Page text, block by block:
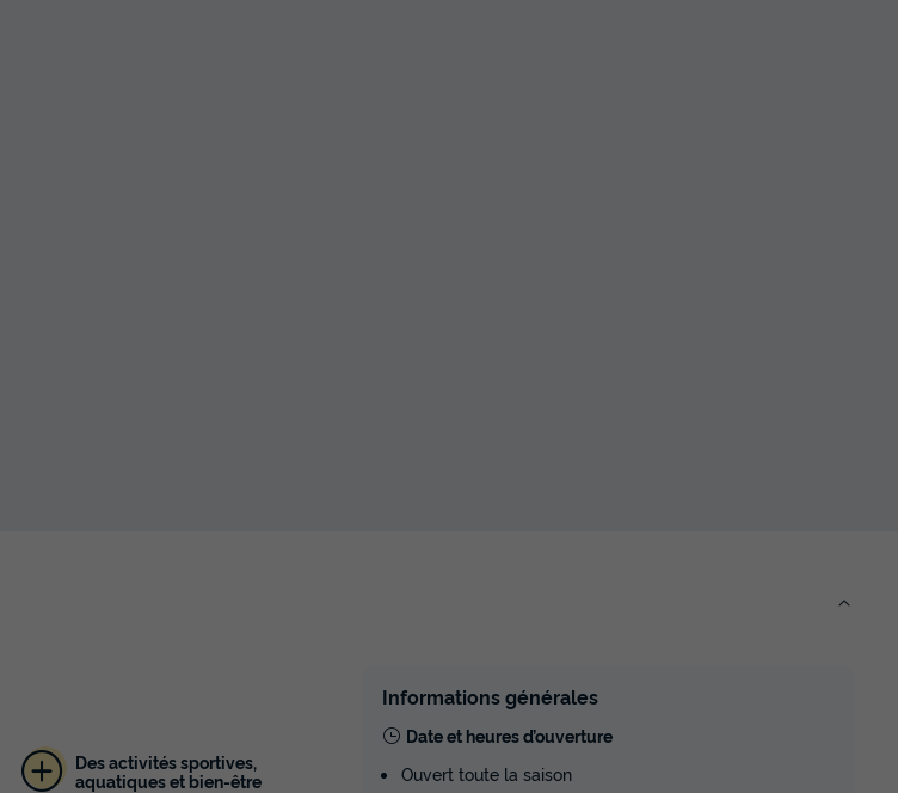
Des activités sportives,
aquatiques et bien-être
Informations générales
Date et heures d’ouverture
Ouvert toute la saison